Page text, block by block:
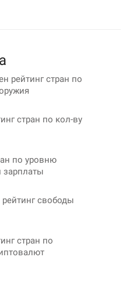
рейтинг стран по
стран по кол-ву
по уровню
зарплаты
свободы
стран по